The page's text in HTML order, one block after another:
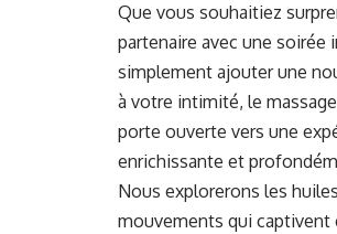
Que vous souhaitiez
partenaire avec une soirée
simplement ajouter une
à votre intimité, le
porte ouverte vers une
enrichissante et
Nous explorerons les
mouvements qui captivent